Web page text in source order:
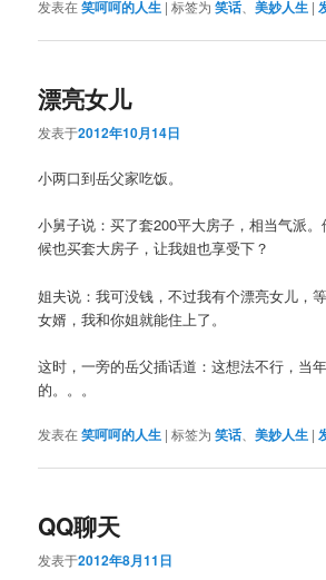
发表在笑呵呵的人生 |标签为 笑话、美妙人生 |
漂亮女儿
发表于2012年10月14日
小两口到岳父家吃饭。
小舅子说：买了套200平大房子，相当气派
候也买套大房子，让我姐也享受下？
姐夫说：我可没钱，不过我有个漂亮女儿，
女婿，我和你姐就能住上了。
这时，一旁的岳父插话道：这想法不行，当
的。。。
发表在笑呵呵的人生 |标签为 笑话、美妙人生 |
QQ聊天
发表于2012年8月11日